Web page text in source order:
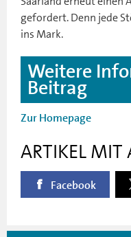
gefordert. Denn jede
ins Mark.
Weitere
Beitrag
Zur Homepage
ARTIKEL MIT
Facebook